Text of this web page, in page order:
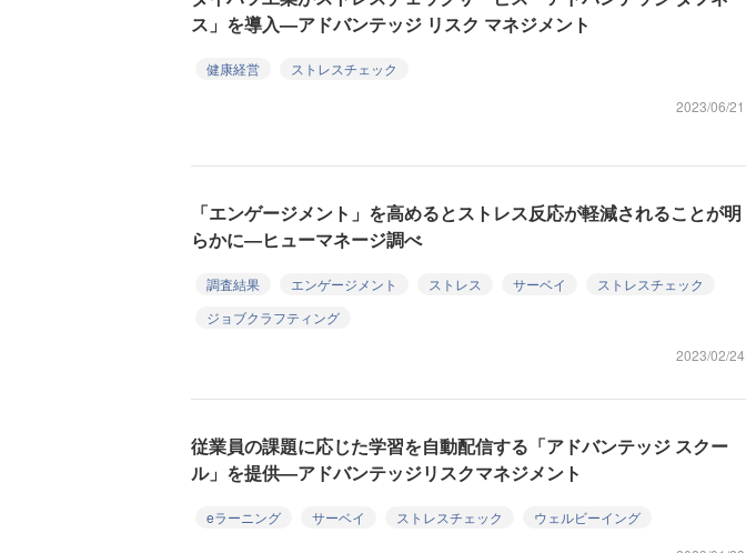
ス」を導入—アドバンテッジ リスク マネジメント
健康経営
ストレスチェック
2023/06/21
「エンゲージメント」を高めるとストレス反応が軽減されることが明
らかに―ヒューマネージ調べ
調査結果 エンゲージメント ストレス サーベイ
ストレスチェック
ジョブクラフティング
2023/02/24
従業員の課題に応じた学習を自動配信する「アドバンテッジ スクー
ル」を提供―アドバンテッジリスクマネジメント
eラーニング サーベイ ストレスチェック
ウェルビーイング